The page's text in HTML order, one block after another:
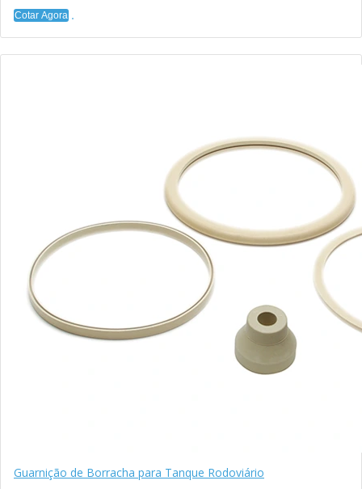
Cotar Agora
Guarnição de Borracha para Tanque Rodoviário